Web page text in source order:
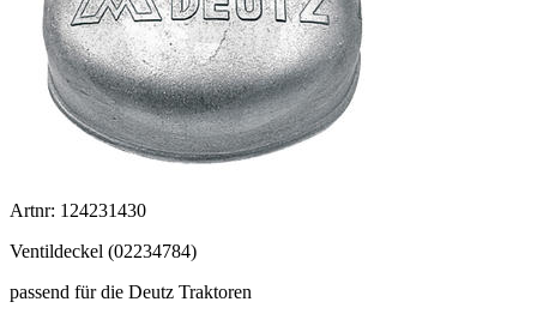
Artnr: 124231430
Ventildeckel (02234784)
passend für die Deutz Traktoren